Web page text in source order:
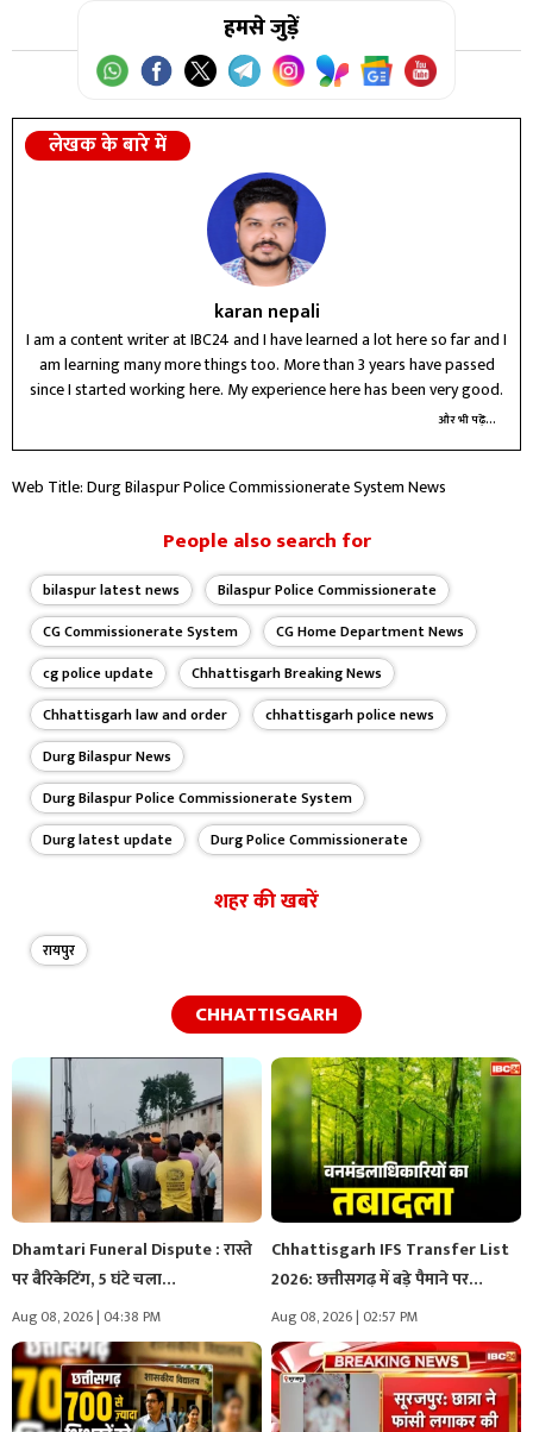
हमसे जुड़ें
लेखक के बारे में
karan nepali
I am a content writer at IBC24 and I have learned a lot here so far and I
am learning many more things too. More than 3 years have passed
since I started working here. My experience here has been very good.
और भी पढ़ें...
Web Title: Durg Bilaspur Police Commissionerate System News
People also search for
bilaspur latest news
Bilaspur Police Commissionerate
CG Commissionerate System
CG Home Department News
cg police update
Chhattisgarh Breaking News
Chhattisgarh law and order
chhattisgarh police news
Durg Bilaspur News
Durg Bilaspur Police Commissionerate System
Durg latest update
Durg Police Commissionerate
शहर की खबरें
रायपुर
CHHATTISGARH
Dhamtari Funeral Dispute : रास्ते
पर बैरिकेटिंग, 5 घंटे चला…
Aug 08, 2026 | 04:38 PM
Chhattisgarh IFS Transfer List
2026: छत्तीसगढ़ में बड़े पैमाने पर…
Aug 08, 2026 | 02:57 PM